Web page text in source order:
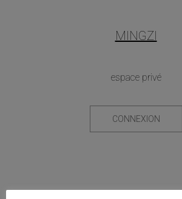
MINGZI
espace privé
CONNEXION